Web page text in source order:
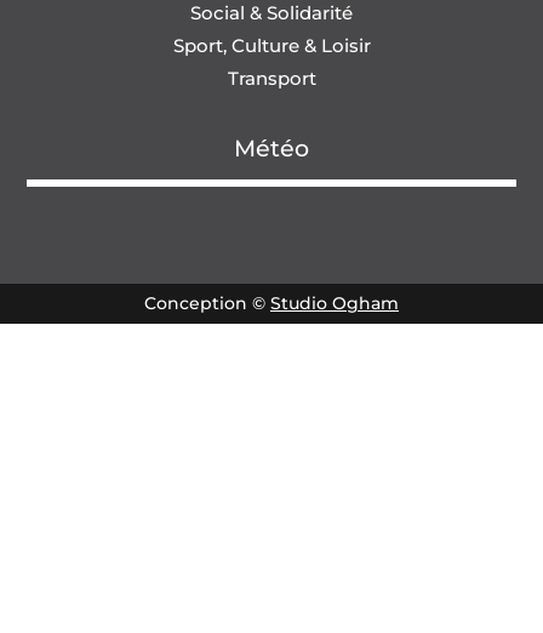
Social & Solidarité
Sport, Culture & Loisir
Transport
Météo
Conception © Studio Ogham